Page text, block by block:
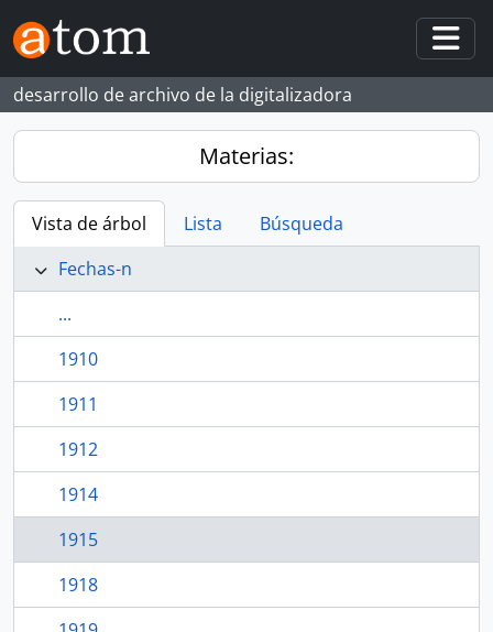
Skip to main content
desarrollo de archivo de la digitalizadora
Materias:
Vista de árbol Lista
Búsqueda
Fechas-n
...
1910
1911
1912
1914
1915
1918